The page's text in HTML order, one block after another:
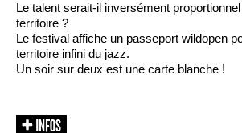
Le talent serait-il inversément
territoire ?
Le festival affiche un passeport wildopen
territoire infini du jazz.
Un soir sur deux est une carte blanche !